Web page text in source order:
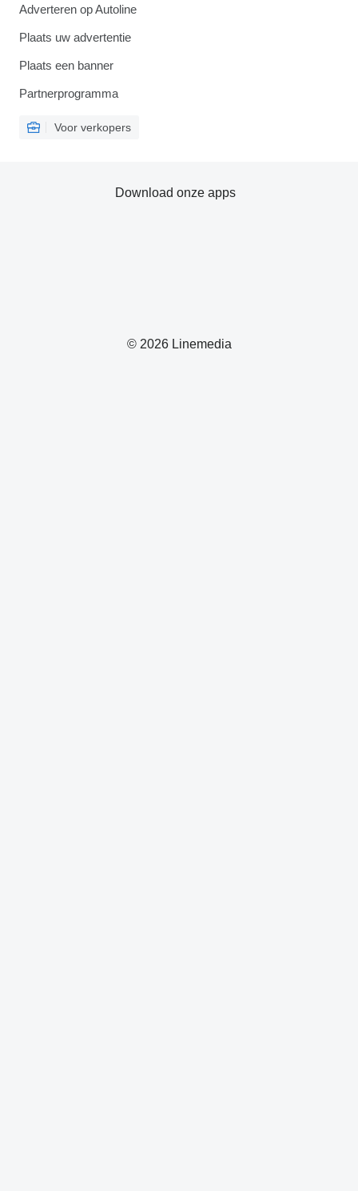
Adverteren op Autoline
Plaats uw advertentie
Plaats een banner
Partnerprogramma
Voor verkopers
© 2026 Linemedia
Download onze apps